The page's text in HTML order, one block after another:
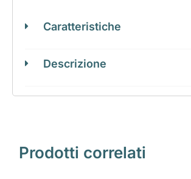
Caratteristiche
Descrizione
Prodotti correlati